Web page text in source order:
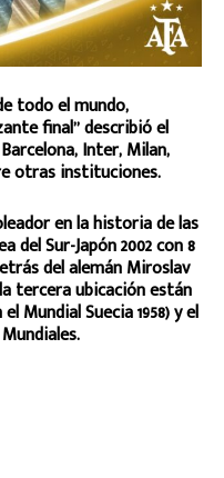
todo el mundo,
final” describió el
Inter, Milan,
otras instituciones.
en la historia de las
del Sur-Japón 2002 con 8
del alemán Miroslav
tercera ubicación están
Mundial Suecia 1958) y el